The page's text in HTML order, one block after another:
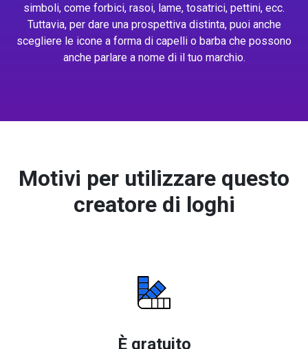
simboli, come forbici, rasoi, lame, tosatrici, pettini, ecc.
Tuttavia, per dare una prospettiva distinta, puoi anche
scegliere le icone a forma di capelli o barba che possono
anche parlare a nome di il tuo marchio.
Motivi per utilizzare questo
creatore di loghi
È gratuito